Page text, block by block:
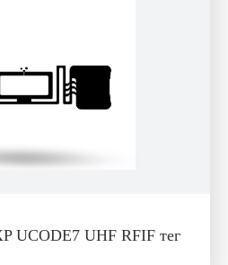
UCODE7 UHF RFIF тег